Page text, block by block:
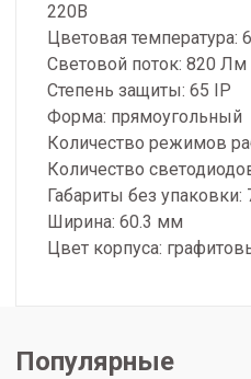
220В
Цветовая температура:
Световой поток: 820 Лм
Степень защиты: 65 IP
Форма: прямоугольный
Количество режимов
Количество
Габариты без
Ширина: 60.3 мм
Цвет корпуса:
Популярные